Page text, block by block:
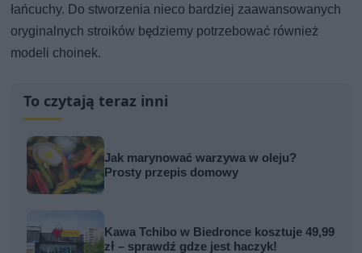
łańcuchy. Do stworzenia nieco bardziej zaawansowanych
oryginalnych stroików będziemy potrzebować również
modeli choinek.
To czytają teraz inni
Jak marynować warzywa w oleju?
Prosty przepis domowy
Kawa Tchibo w Biedronce kosztuje 49,99
zł – sprawdź gdze jest haczyk!